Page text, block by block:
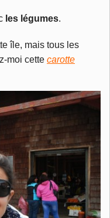
les légumes.
île, mais tous les
moi cette carotte